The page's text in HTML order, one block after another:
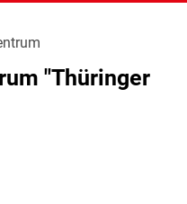
&
BILDUNG
(1)
"Thüringer